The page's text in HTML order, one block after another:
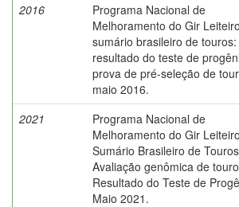
2016
Programa Nacional de
Melhoramento do Gir
sumário brasileiro de touros:
resultado do teste de
prova de pré-seleção de
maio 2016.
2021
Programa Nacional de
Melhoramento do Gir
Sumário Brasileiro de
Avaliação genômica de
Resultado do Teste de
Maio 2021.